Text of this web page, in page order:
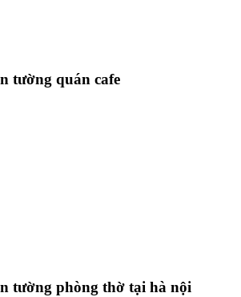
tường quán cafe
tường phòng thờ tại hà nội